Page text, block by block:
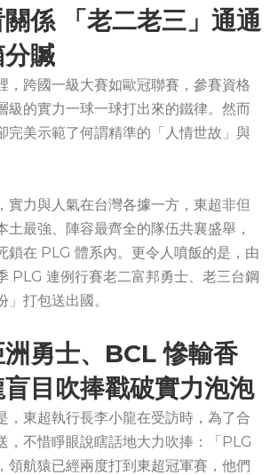
係 「老二老三」通通
贓
，跨國一級大賽如歐冠聯賽，參賽資格
級的實力一球一球打出來的鐵律。然而
完美示範了何謂精準的「人情世故」與
實力與人氣在台灣各據一方，東超非但
土最強、陣容最齊全的隊伍共襄盛舉，
鎖在 PLG 體系內。更令人噴飯的是，由
PLG 連例行賽老二富邦勇士、老三台鋼
打包送出國。
勇士、BCL 慘輸香
目吹捧戳破實力泡泡
，東超執行長李小龍在受訪時，為了合
，不惜睜眼說瞎話地大力吹捧：「PLG
領航猿已經兩度打到東超冠軍賽，他們